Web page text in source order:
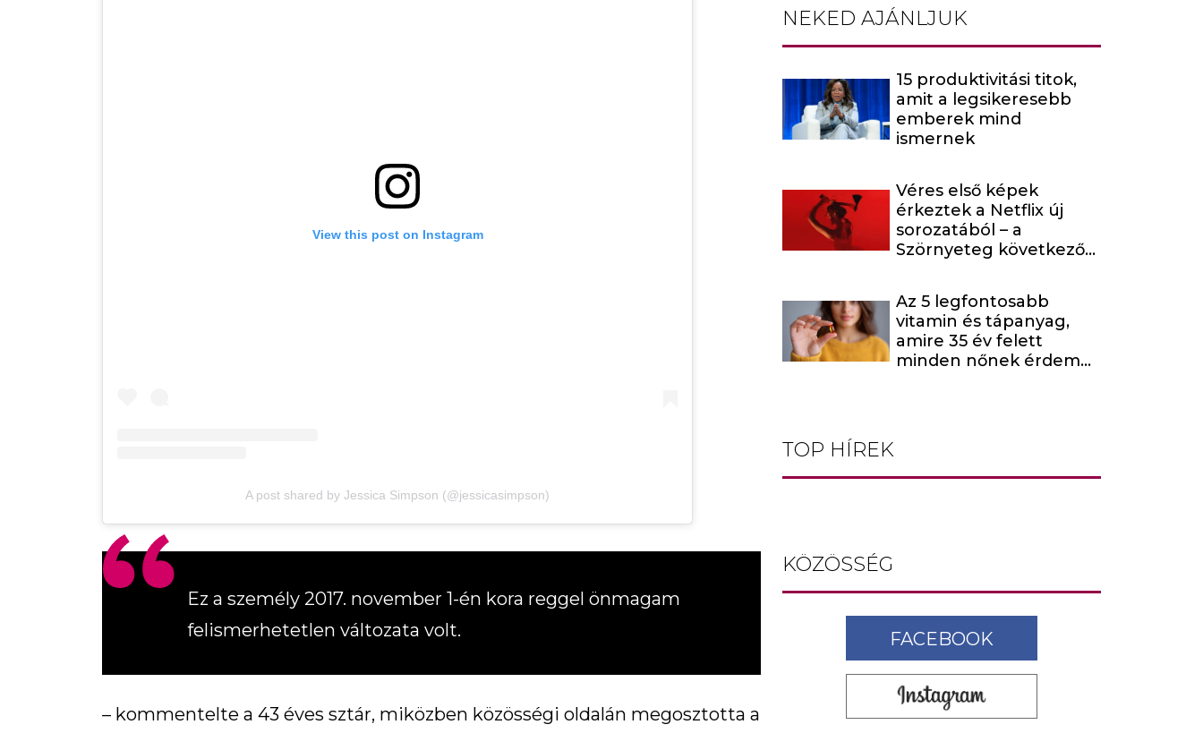
View this post on Instagram
A post shared by Jessica Simpson (@jessicasimpson)
Ez a személy 2017. november 1-én kora reggel önmagam
felismerhetetlen változata volt.
– kommentelte a 43 éves sztár, miközben közösségi oldalán megosztotta a
NEKED AJÁNLJUK
15 produktivitási titok,
amit a legsikeresebb
emberek mind
ismernek
Véres első képek
érkeztek a Netflix új
sorozatából – a
Szörnyeteg következő
fel
Az 5 legfontosabb
vitamin és tápanyag,
amire 35 év felett
minden nőnek érdemes
TOP HÍREK
KÖZÖSSÉG
FACEBOOK